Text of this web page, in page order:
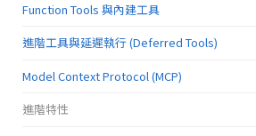
Function Tools 與內建工具
進階工具與延遲執行 (Deferred Tools)
Model Context Protocol (MCP)
進階特性